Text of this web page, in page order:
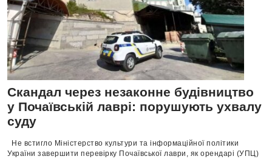
Скандал через незаконне будівництво
у Почаївській лаврі: порушують ухвалу
суду
Не встигло Міністерство культури та інформаційної політики
України завершити перевірку Почаївської лаври, як орендарі (УПЦ)